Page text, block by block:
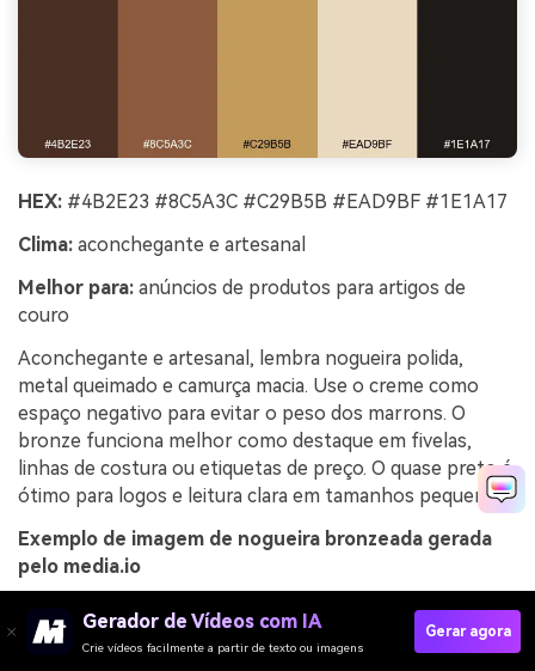
HEX: #4B2E23 #8C5A3C #C29B5B #EAD9BF #1E1A17
Clima: aconchegante e artesanal
Melhor para: anúncios de produtos para artigos de
couro
Aconchegante e artesanal, lembra nogueira polida,
metal queimado e camurça macia. Use o creme como
espaço negativo para evitar o peso dos marrons. O
bronze funciona melhor como destaque em fivelas,
linhas de costura ou etiquetas de preço. O quase preto é
ótimo para logos e leitura clara em tamanhos pequenos.
Exemplo de imagem de nogueira bronzeada gerada
pelo media.io
Gerador de Vídeos com IA
Crie vídeos facilmente a partir de texto ou imagens
Gerar agora